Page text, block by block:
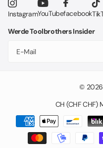
InstagramYouTubefacebook
Werde Toolbrothers Insider
© 2026
CH (CHF CHF)